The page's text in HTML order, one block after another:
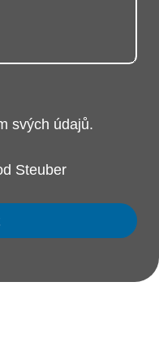
svých údajů.
Steuber